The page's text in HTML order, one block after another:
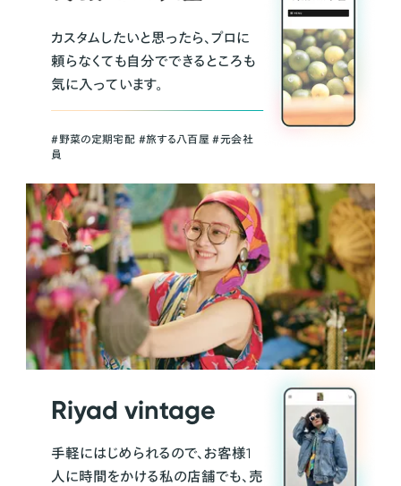
カスタムしたいと思ったら、プロに
頼らなくても自分でできるところも
気に入っています。
＃野菜の定期宅配 ＃旅する八百屋 ＃元会社
員
Riyad vintage
手軽にはじめられるので、お客様1
人に時間をかける私の店舗でも、売